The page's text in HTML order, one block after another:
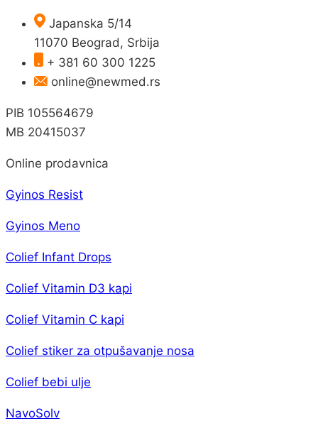
Japanska 5/14
11070 Beograd, Srbija
+ 381 60 300 1225
online@newmed.rs
PIB 105564679
MB 20415037
Online prodavnica
Gyinos Resist
Gyinos Meno
Colief Infant Drops
Colief Vitamin D3 kapi
Colief Vitamin C kapi
Colief stiker za otpušavanje nosa
Colief bebi ulje
NavoSolv